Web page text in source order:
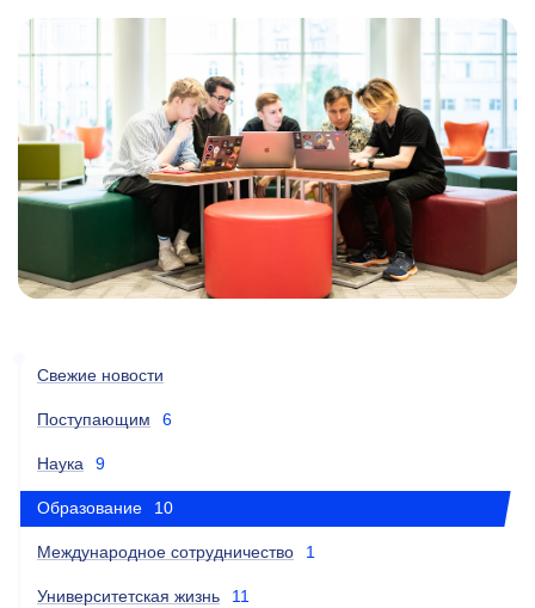
Свежие новости
Поступающим 6
Наука 9
Образование 10
Международное сотрудничество 1
Университетская жизнь 11